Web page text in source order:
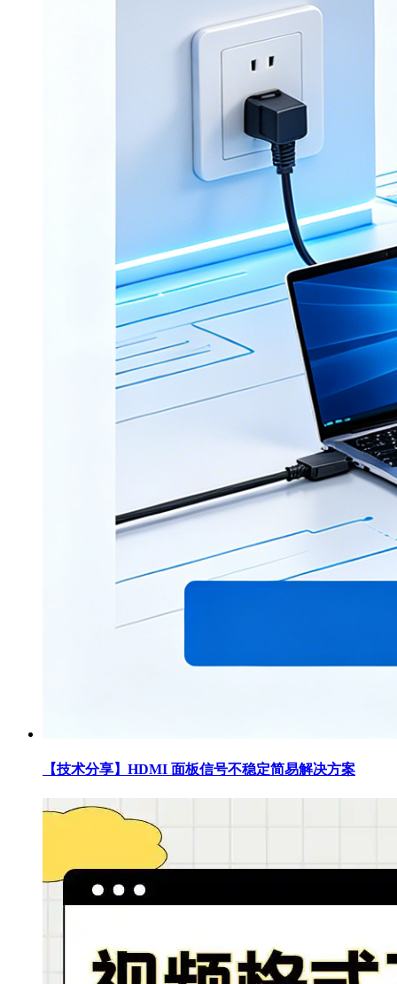
【技术分享】HDMI 面板信号不稳定简易解决方案